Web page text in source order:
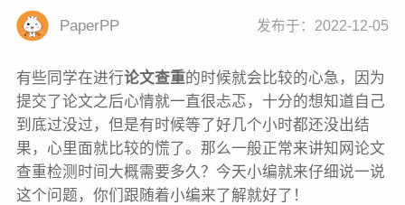
PaperPP 发布于：2022-12-05
有些同学在进行论文查重的时候就会比较的心急，因为
提交了论文之后心情就一直很忐忑，十分的想知道自己
到底过没过，但是有时候等了好几个小时都还没出结
果，心里面就比较的慌了。那么一般正常来讲知网论文
查重检测时间大概需要多久？今天小编就来仔细说一说
这个问题，你们跟随着小编来了解就好了！